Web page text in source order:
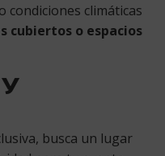
condiciones climáticas
cubiertos o espacios
busca un lugar